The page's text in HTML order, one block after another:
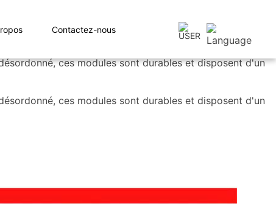
Contactez-nous
ces modules sont durables et disposent d'un
ces modules sont durables et disposent d'un